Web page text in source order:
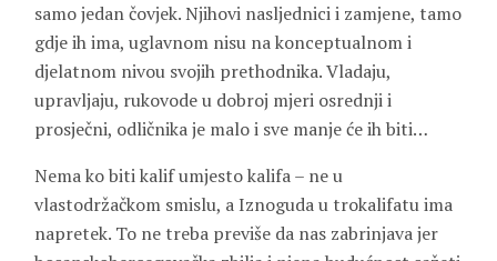
samo jedan čovjek. Njihovi nasljednici i zamjene, tamo
gdje ih ima, uglavnom nisu na konceptualnom i
djelatnom nivou svojih prethodnika. Vladaju,
upravljaju, rukovode u dobroj mjeri osrednji i
prosječni, odličnika je malo i sve manje će ih biti…
Nema ko biti kalif umjesto kalifa – ne u
vlastodržačkom smislu, a Iznoguda u trokalifatu ima
napretek. To ne treba previše da nas zabrinjava jer